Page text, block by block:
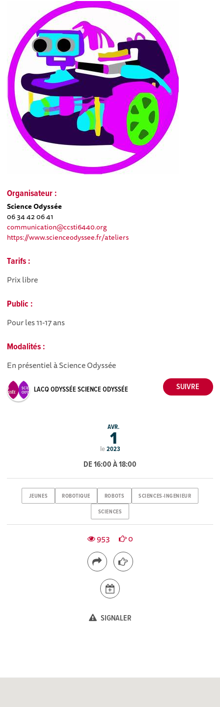
Organisateur :
Science Odyssée
06 34 42 06 41
communication@ccsti6440.org
https://www.scienceodyssee.fr/ateliers
Tarifs :
Prix libre
Public :
Pour les 11-17 ans
Modalités :
En présentiel à Science Odyssée
LACQ ODYSSÉE SCIENCE ODYSSÉE
le
AVR.
1
2023
DE 16:00 À 18:00
JEUNES ROBOTIQUE ROBOTS SCIENCES-INGENIEUR
SCIENCES
953 0
SIGNALER